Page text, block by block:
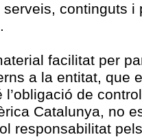
continguts i
facilitat per
a la entitat, que
de
Catalunya, no
responsabilitat